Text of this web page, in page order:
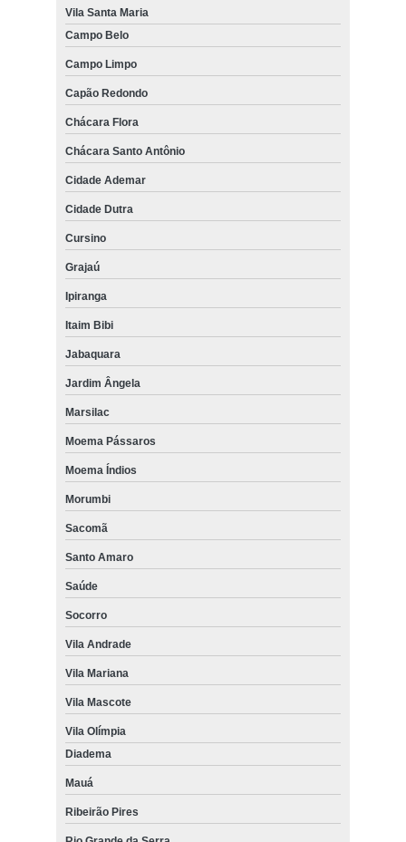
Vila Santa Maria
Campo Belo
Campo Limpo
Capão Redondo
Chácara Flora
Chácara Santo Antônio
Cidade Ademar
Cidade Dutra
Cursino
Grajaú
Ipiranga
Itaim Bibi
Jabaquara
Jardim Ângela
Marsilac
Moema Pássaros
Moema Índios
Morumbi
Sacomã
Santo Amaro
Saúde
Socorro
Vila Andrade
Vila Mariana
Vila Mascote
Vila Olímpia
Diadema
Mauá
Ribeirão Pires